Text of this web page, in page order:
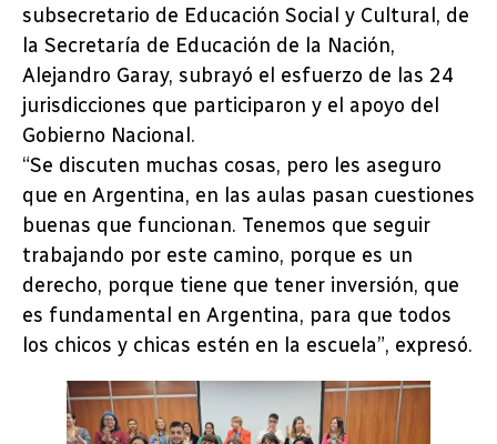
subsecretario de Educación Social y Cultural, de
la Secretaría de Educación de la Nación,
Alejandro Garay, subrayó el esfuerzo de las 24
jurisdicciones que participaron y el apoyo del
Gobierno Nacional.
“Se discuten muchas cosas, pero les aseguro
que en Argentina, en las aulas pasan cuestiones
buenas que funcionan. Tenemos que seguir
trabajando por este camino, porque es un
derecho, porque tiene que tener inversión, que
es fundamental en Argentina, para que todos
los chicos y chicas estén en la escuela”, expresó.